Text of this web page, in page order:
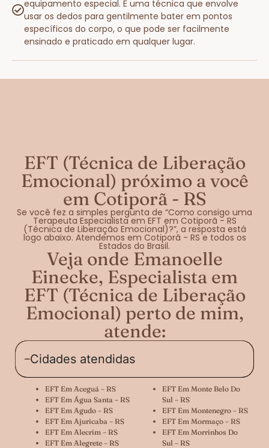
equipamento especial. É uma técnica que envolve
usar os dedos para gentilmente bater em pontos
específicos do corpo, o que pode ser facilmente
ensinado e praticado em qualquer lugar.
EFT (Técnica de Liberação
Emocional) próximo a você
em Cotiporã - RS
Se você fez a simples pergunta de “Como consigo uma
Terapeuta Especialista em EFT em Cotiporã - RS
(Técnica de Liberação Emocional)?”, a resposta está
logo abaixo. Atendemos em Cotiporã - RS e todos os
Estados do Brasil.
Veja onde Emanoelle
Einecke, Especialista em
EFT (Técnica de Liberação
Emocional) perto de mim,
atende:
Cidades atendidas
EFT Em Aceguá – RS
EFT Em Água Santa – RS
EFT Em Agudo – RS
EFT Em Ajuricaba – RS
EFT Em Alecrim – RS
EFT Em Alegrete – RS
EFT Em Monte Belo Do
Sul – RS
EFT Em Montenegro – RS
EFT Em Mormaço – RS
EFT Em Morrinhos Do
Sul – RS